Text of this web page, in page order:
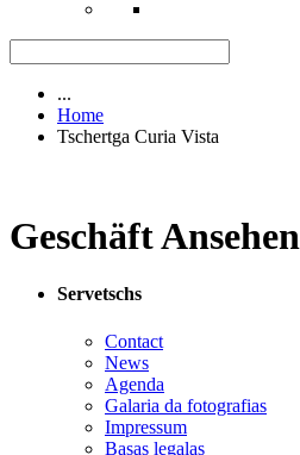
...
Home
Tschertga Curia Vista
Geschäft Ansehen
Servetschs
Contact
News
Agenda
Galaria da fotografias
Impressum
Basas legalas